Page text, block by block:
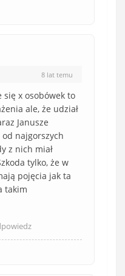
8 lat temu
się x osobówek to
ale, że udział
Janusze
od najgorszych
z nich miał
tylko, że w
pojęcia jak ta
takim